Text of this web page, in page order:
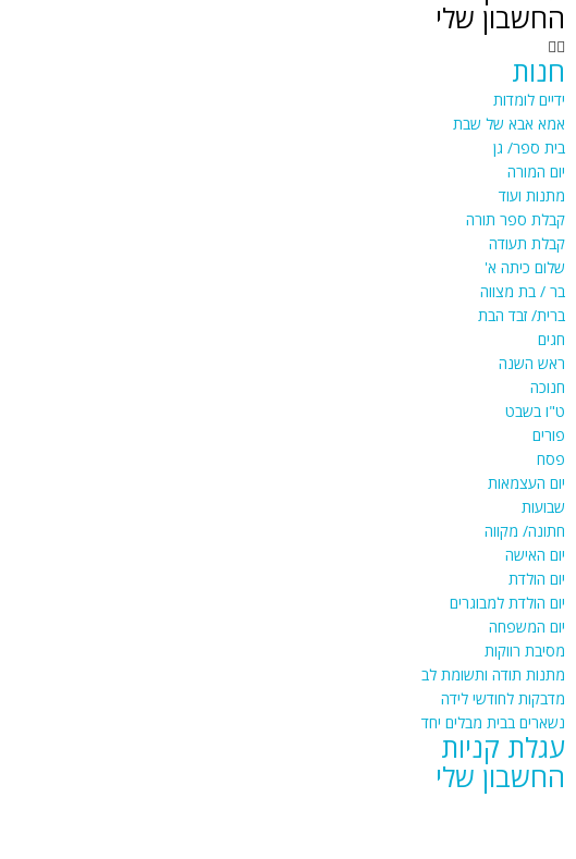
החשבון שלי
חנות
ידיים לומדות
אמא אבא של שבת
בית ספר/ גן
יום המורה
מתנות ועוד
קבלת ספר תורה
קבלת תעודה
שלום כיתה א'
בר / בת מצווה
ברית/ זבד הבת
חגים
ראש השנה
חנוכה
ט"ו בשבט
פורים
פסח
יום העצמאות
שבועות
חתונה/ מקווה
יום האישה
יום הולדת
יום הולדת למבוגרים
יום המשפחה
מסיבת רווקות
מתנות תודה ותשומת לב
מדבקות לחודשי לידה
נשארים בבית מבלים יחד
עגלת קניות
החשבון שלי